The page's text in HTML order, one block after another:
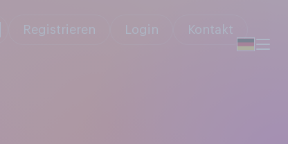
Registrieren Login Kontakt